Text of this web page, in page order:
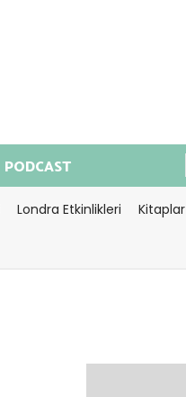
PODCAST
Londra Etkinlikleri Kitaplar